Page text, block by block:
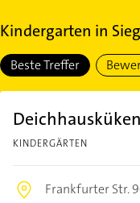
Kindergarten in
Beste Treffer
KINDERGÄRTEN
Frankfurter Str.